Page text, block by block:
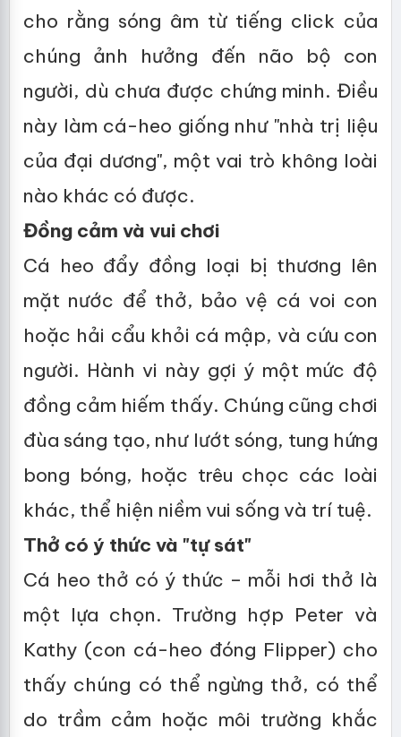
cho rằng sóng âm từ tiếng click của
chúng ảnh hưởng đến não bộ con
người, dù chưa được chứng minh. Điều
này làm cá-heo giống như "nhà trị liệu
của đại dương", một vai trò không loài
nào khác có được.
Đồng cảm và vui chơi
Cá heo đẩy đồng loại bị thương lên
mặt nước để thở, bảo vệ cá voi con
hoặc hải cẩu khỏi cá mập, và cứu con
người. Hành vi này gợi ý một mức độ
đồng cảm hiếm thấy. Chúng cũng chơi
đùa sáng tạo, như lướt sóng, tung hứng
bong bóng, hoặc trêu chọc các loài
khác, thể hiện niềm vui sống và trí tuệ.
Thở có ý thức và "tự sát"
Cá heo thở có ý thức – mỗi hơi thở là
một lựa chọn. Trường hợp Peter và
Kathy (con cá-heo đóng Flipper) cho
thấy chúng có thể ngừng thở, có thể
do trầm cảm hoặc môi trường khắc